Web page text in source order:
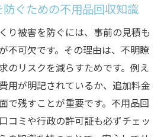
キングを活用した業者探しの
無料見積もり活用法と注意点
収サービスの特徴を理解しよ
追加料金を防ぐためのチェッ
ぐための不用品回収知識
り被害を防ぐには、事前の見積も
不可欠です。その理由は、不明瞭
のリスクを減らすためです。例え
用が明記されているか、追加料金
で残すことが重要です。不用品回
コミや行政の許可証も必ずチェッ